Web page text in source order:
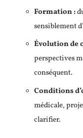
Formation :
sensiblement
Évolution de
perspectives
conséquent.
Conditions
médicale,
clarifier.